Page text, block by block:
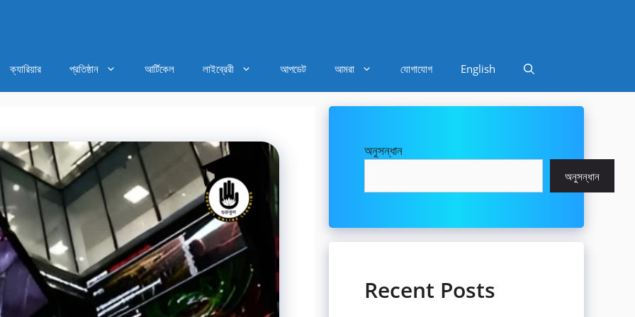
ক্যারিয়ার প্রতিষ্ঠান আর্টিকেল লাইব্রেরী আপডেট আমরা যোগাযোগ English
অনুসন্ধান
অনুসন্ধান
Recent Posts